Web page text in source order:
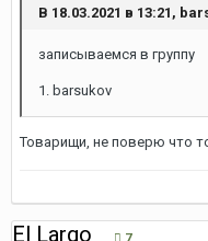
В 18.03.2021 в 13:21,
записываемся в группу
1. barsukov
Товарищи, не поверю что
El Largo 7